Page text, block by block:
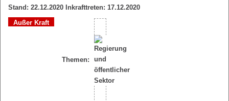
Stand: 22.12.2020 Inkrafttreten: 17.12.2020
Außer Kraft
Themen: